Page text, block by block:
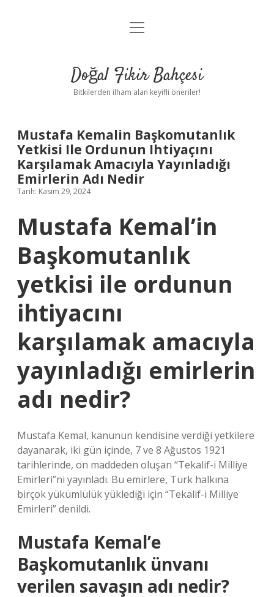
Anasayfa
Yasal Uyarı
menüyü
Doğal Fikir Bahçesi
Bitkilerden ilham alan keyifli öneriler!
Mustafa Kemalin Başkomutanlık
Yetkisi Ile Ordunun Ihtiyaçını
Karşılamak Amacıyla Yayınladığı
Emirlerin Adı Nedir
Tarih: Kasım 29, 2024
Mustafa Kemal’in
Başkomutanlık
yetkisi ile ordunun
ihtiyacını
karşılamak amacıyla
yayınladığı emirlerin
adı nedir?
Mustafa Kemal, kanunun kendisine verdiği yetkilere
dayanarak, iki gün içinde, 7 ve 8 Ağustos 1921
tarihlerinde, on maddeden oluşan “Tekalif-i Milliye
Emirleri”ni yayınladı. Bu emirlere, Türk halkına
birçok yükümlülük yüklediği için “Tekalif-i Milliye
Emirleri” denildi.
Mustafa Kemal’e
Başkomutanlık ünvanı
verilen savaşın adı nedir?